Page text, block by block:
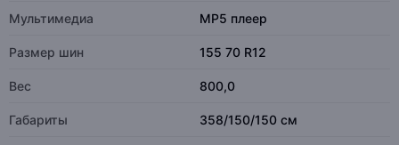
Мультимедиа MP5 плеер
Размер шин 155 70 R12
Вес 800,0
Габариты 358/150/150 см